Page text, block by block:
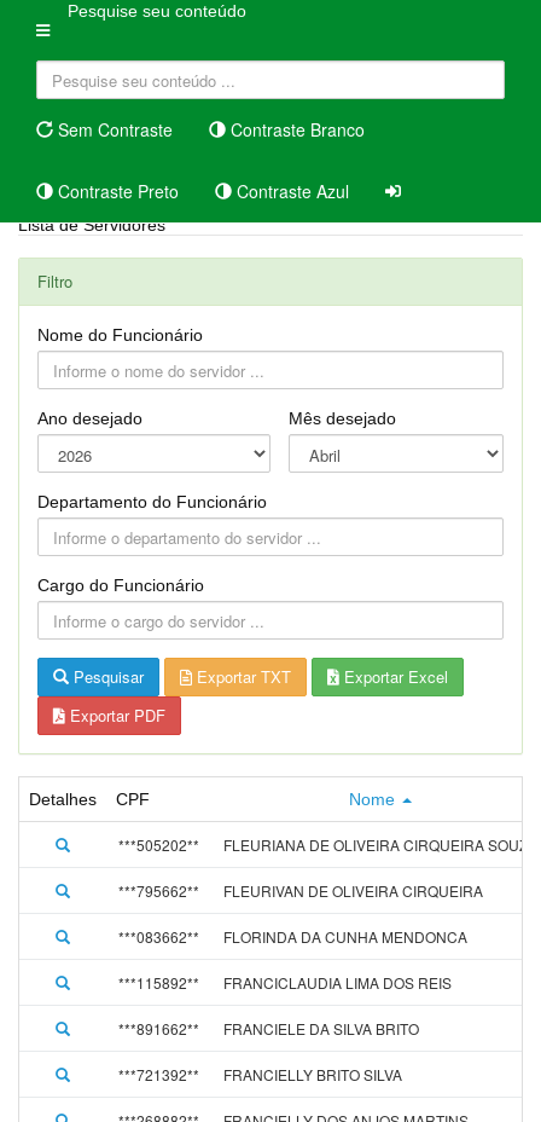
Pesquise seu conteúdo
Sem Contraste Contraste Branco
Contraste Preto Contraste Azul
Lista de Servidores
Filtro
Nome do Funcionário
Ano desejado Mês desejado
Departamento do Funcionário
Cargo do Funcionário
Pesquisar Exportar TXT
Exportar Excel
Exportar PDF
Detalhes CPF Nome
***505202** FLEURIANA DE OLIVEIRA CIRQUEIRA SOUZA
***795662** FLEURIVAN DE OLIVEIRA CIRQUEIRA
***083662** FLORINDA DA CUNHA MENDONCA
***115892** FRANCICLAUDIA LIMA DOS REIS
***891662** FRANCIELE DA SILVA BRITO
***721392** FRANCIELLY BRITO SILVA